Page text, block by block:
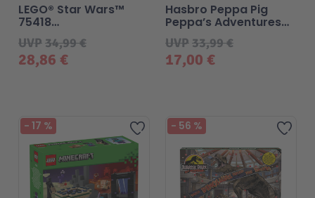
28,86 €
UVP34,99 €
LEGO® Star Wars™
75418
Adventskalender 2025
17,00 €
UVP33,99 €
Hasbro Peppa Pig
Peppa’s Adventures
Peppa im
Meeresmuseum
Zur Wunschliste
- 17 % - 56 %